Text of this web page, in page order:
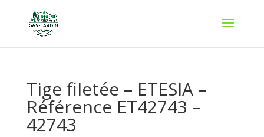
Tige filetée – ETESIA –
Référence ET42743 –
42743